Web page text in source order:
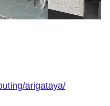
arigataya/